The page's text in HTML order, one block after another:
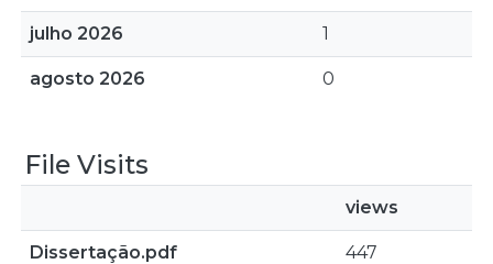
julho 2026 1
agosto 2026 0
File Visits
views
Dissertação.pdf 447